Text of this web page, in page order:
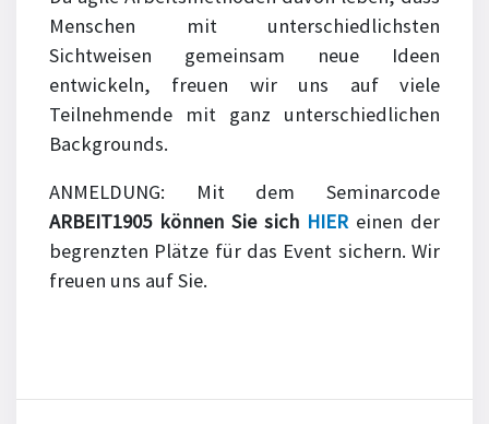
Menschen mit unterschiedlichsten
Sichtweisen gemeinsam neue Ideen
entwickeln, freuen wir uns auf viele
Teilnehmende mit ganz unterschiedlichen
Backgrounds.
ANMELDUNG: Mit dem Seminarcode
ARBEIT1905 können Sie sich HIER einen der
begrenzten Plätze für das Event sichern. Wir
freuen uns auf Sie.